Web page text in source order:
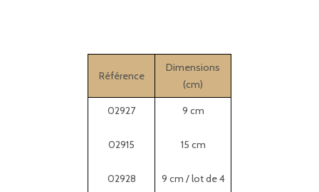
Référence
Dimensions
(cm)
02927
02915
02928
9 cm
15 cm
9 cm / lot de 4